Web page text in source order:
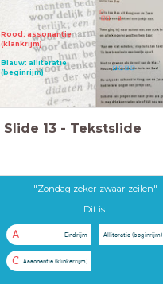
Rood: assonantie
(klankrijm)
Blauw: alliteratie
(beginrijm)
Slide 13 - Tekstslide
"Zondag zeker zwaar zeilen"
Dit is:
A Eindrijm Alliteratie (beginrijm)
C Assonantie (klinkerrijm)